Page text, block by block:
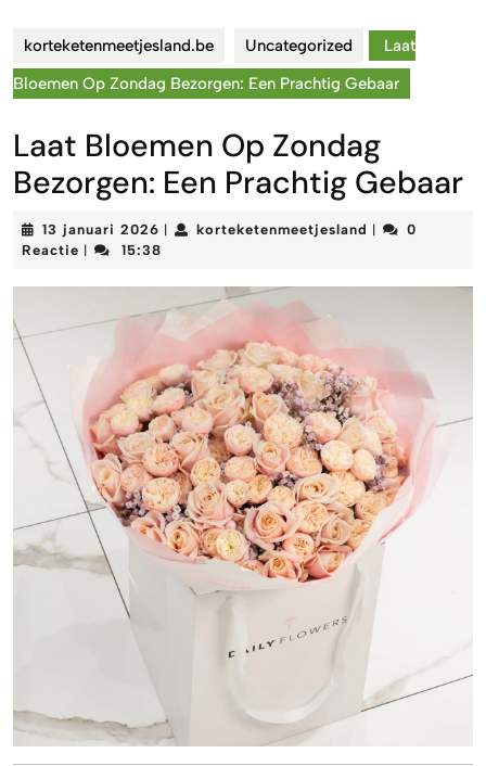
korteketenmeetjesland.be Uncategorized
Laat
Bloemen Op Zondag Bezorgen: Een Prachtig Gebaar
Laat Bloemen Op Zondag
Bezorgen: Een Prachtig Gebaar
13 januari 2026 13
januari
korteketenmeetjesland
0
Reactie
15:38